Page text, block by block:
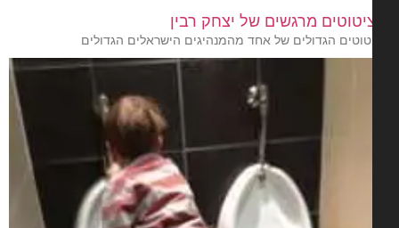
הגדולים של אחד מהמנהיגים הישראלים הגדולים